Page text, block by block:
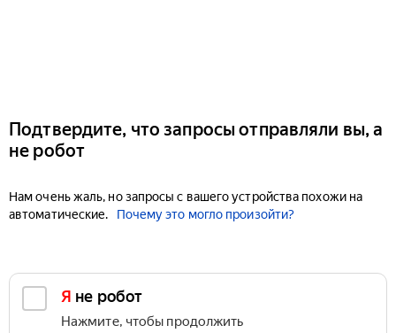
Подтвердите, что запросы отправляли вы, а
не робот
Нам очень жаль, но запросы с вашего устройства похожи на
автоматические.
Почему это могло произойти?
Я не робот
Нажмите, чтобы продолжить